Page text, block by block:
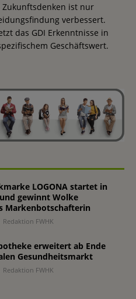
Zukunftsdenken ist nur
verbessert.
das GDI Erkenntnisse in
Geschäftswert.
LOGONA startet in
gewinnt Wolke
Markenbotschafterin
Redaktion FWHK
erweitert ab Ende
Gesundheitsmarkt
Redaktion FWHK